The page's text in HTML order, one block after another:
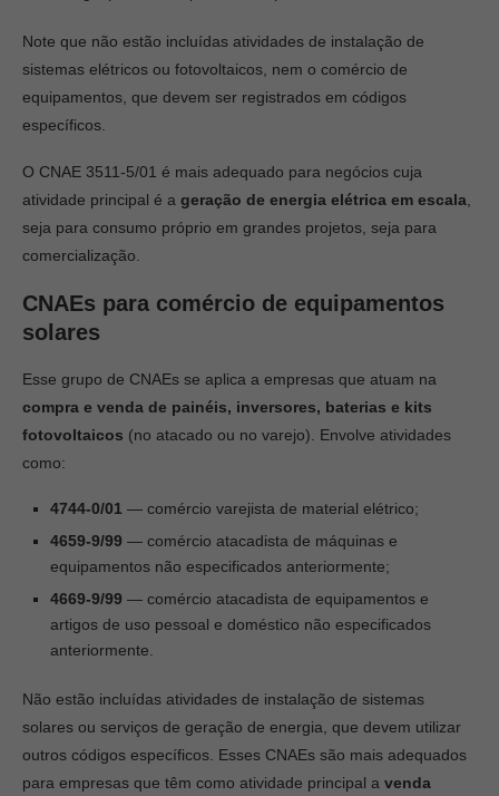
Note que não estão incluídas atividades de instalação de
sistemas elétricos ou fotovoltaicos, nem o comércio de
equipamentos, que devem ser registrados em códigos
específicos.
O CNAE 3511-5/01 é mais adequado para negócios cuja
atividade principal é a geração de energia elétrica em escala
seja para consumo próprio em grandes projetos, seja para
comercialização.
CNAEs para comércio de equipamentos
solares
Esse grupo de CNAEs se aplica a empresas que atuam na
compra e venda de painéis, inversores, baterias e kits
fotovoltaicos (no atacado ou no varejo). Envolve atividades
como:
4744-0/01 — comércio varejista de material elétrico;
4659-9/99 — comércio atacadista de máquinas e
equipamentos não especificados anteriormente;
4669-9/99 — comércio atacadista de equipamentos e
artigos de uso pessoal e doméstico não especificados
anteriormente.
Não estão incluídas atividades de instalação de sistemas
solares ou serviços de geração de energia, que devem utilizar
outros códigos específicos. Esses CNAEs são mais adequados
para empresas que têm como atividade principal a venda